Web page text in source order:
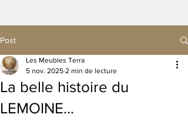
Post
La belle histoire du
LEMOINE...
Les Meubles Terra
5 nov. 2025 2 min de lecture